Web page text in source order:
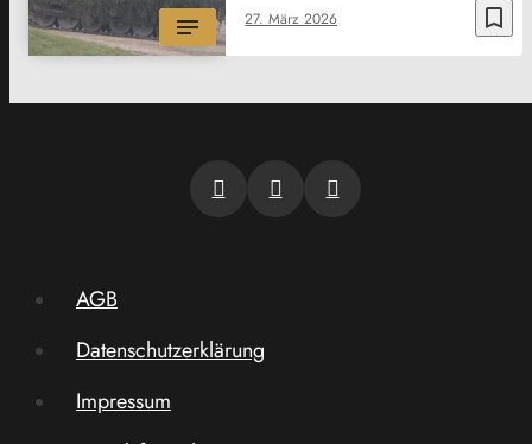
bookmark_border
27. März 2026
AGB
Datenschutzerklärung
Impressum